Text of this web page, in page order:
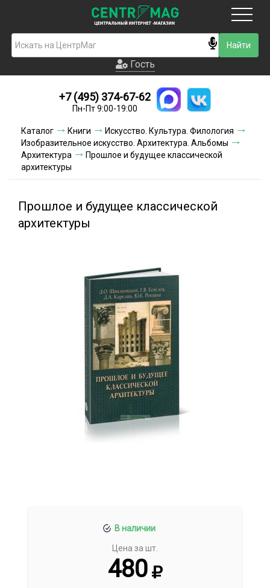
Гость
Новинки
Условия доставки
Условия оплаты
Акции и скидки
Гость
+7 (495) 374-67-62
Пн-Пт 9:00-19:00
Каталог Книги
Искусство. Культура. Филология
Изобразительное искусство. Архитектура. Альбомы
Архитектура
Прошлое и будущее классической
архитектуры
Прошлое и будущее классической
архитектуры
В наличии
Цена за шт.
480